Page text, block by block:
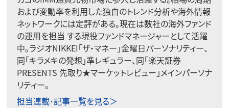
および変動率を利用した独自のトレンド分析や海外情報
ネットワークには定評がある。現在は数社の海外ファンド
の運用を担当 する現役ファンドマネージャーとして活躍
中。ラジオNIKKEI「ザ・マネー」金曜日パーソナリティー、
同「キラメキの発想」準レギュラー、同「楽天証券
PRESENTS 先取り★マーケットレビュー」メインパーソナ
リティー。
担当連載･記事一覧を見る＞